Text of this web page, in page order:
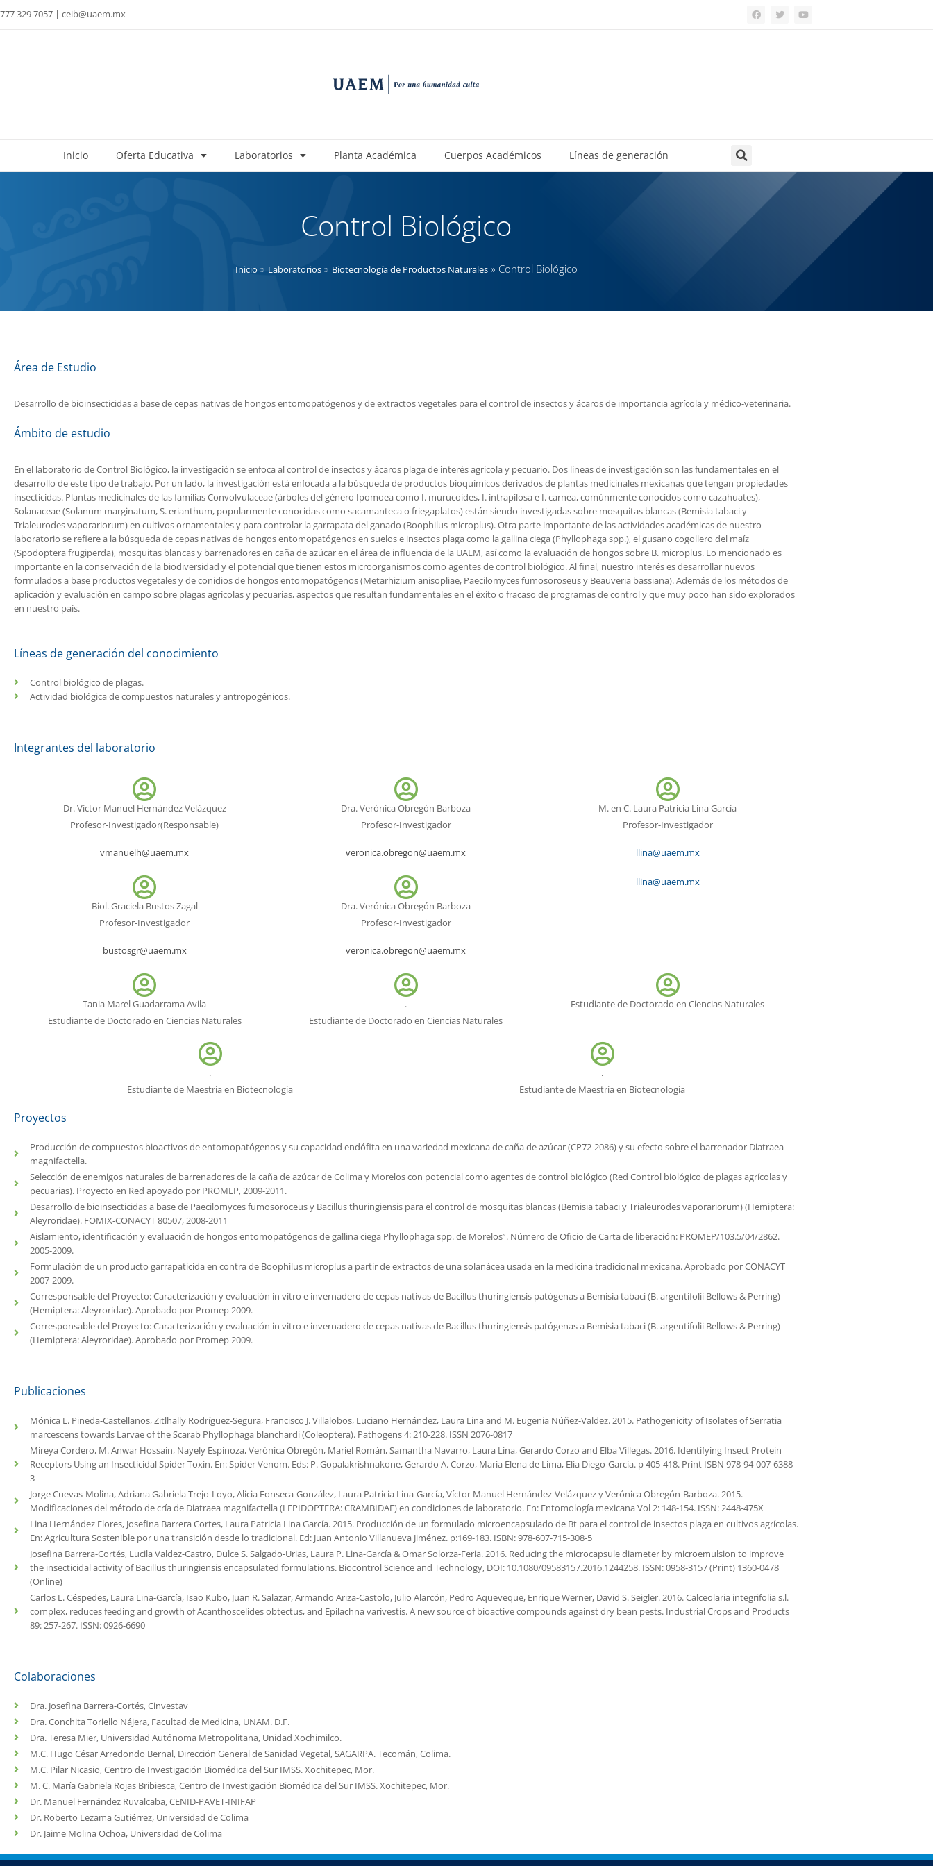
777 329 7057 | ceib@uaem.mx
Inicio Oferta Educativa Laboratorios Planta Académica Cuerpos Académicos Líneas de generación
Control Biológico
Inicio » Laboratorios» Biotecnología de Productos Naturales» Control Biológico
Área de Estudio
Desarrollo de bioinsecticidas a base de cepas nativas de hongos entomopatógenos y de extractos vegetales para el control de insectos y ácaros de importancia agrícola y médico-veterinaria.
Ámbito de estudio
En el laboratorio de Control Biológico, la investigación se enfoca al control de insectos y ácaros plaga de interés agrícola y pecuario. Dos líneas de investigación son las fundamentales en el
desarrollo de este tipo de trabajo. Por un lado, la investigación está enfocada a la búsqueda de productos bioquímicos derivados de plantas medicinales mexicanas que tengan propiedades
insecticidas. Plantas medicinales de las familias Convolvulaceae (árboles del género Ipomoea como I. murucoides, I. intrapilosa e I. carnea, comúnmente conocidos como cazahuates),
Solanaceae (Solanum marginatum, S. erianthum, popularmente conocidas como sacamanteca o friegaplatos) están siendo investigadas sobre mosquitas blancas (Bemisia tabaci y
Trialeurodes vaporariorum) en cultivos ornamentales y para controlar la garrapata del ganado (Boophilus microplus). Otra parte importante de las actividades académicas de nuestro
laboratorio se refiere a la búsqueda de cepas nativas de hongos entomopatógenos en suelos e insectos plaga como la gallina ciega (Phyllophaga spp.), el gusano cogollero del maíz
(Spodoptera frugiperda), mosquitas blancas y barrenadores en caña de azúcar en el área de influencia de la UAEM, así como la evaluación de hongos sobre B. microplus. Lo mencionado es
importante en la conservación de la biodiversidad y el potencial que tienen estos microorganismos como agentes de control biológico. Al final, nuestro interés es desarrollar nuevos
formulados a base productos vegetales y de conidios de hongos entomopatógenos (Metarhizium anisopliae, Paecilomyces fumosoroseus y Beauveria bassiana). Además de los métodos de
aplicación y evaluación en campo sobre plagas agrícolas y pecuarias, aspectos que resultan fundamentales en el éxito o fracaso de programas de control y que muy poco han sido explorados
en nuestro país.
Líneas de generación del conocimiento
Control biológico de plagas.
Actividad biológica de compuestos naturales y antropogénicos.
Integrantes del laboratorio
Dr. Víctor Manuel Hernández Velázquez
Profesor-Investigador(Responsable)
vmanuelh@uaem.mx
Dra. Verónica Obregón Barboza
Profesor-Investigador
veronica.obregon@uaem.mx
M. en C. Laura Patricia Lina García
Profesor-Investigador
llina@uaem.mx
Biol. Graciela Bustos Zagal
Profesor-Investigador
bustosgr@uaem.mx
Dra. Verónica Obregón Barboza
Profesor-Investigador
veronica.obregon@uaem.mx
llina@uaem.mx
Tania Marel Guadarrama Avila
Estudiante de Doctorado en Ciencias Naturales
.
Estudiante de Doctorado en Ciencias Naturales
Estudiante de Doctorado en Ciencias Naturales
.
Estudiante de Maestría en Biotecnología
.
Estudiante de Maestría en Biotecnología
Proyectos
Producción de compuestos bioactivos de entomopatógenos y su capacidad endófita en una variedad mexicana de caña de azúcar (CP72-2086) y su efecto sobre el barrenador Diatraea
magnifactella.
Selección de enemigos naturales de barrenadores de la caña de azúcar de Colima y Morelos con potencial como agentes de control biológico (Red Control biológico de plagas agrícolas y
pecuarias). Proyecto en Red apoyado por PROMEP, 2009-2011.
Desarrollo de bioinsecticidas a base de Paecilomyces fumosoroceus y Bacillus thuringiensis para el control de mosquitas blancas (Bemisia tabaci y Trialeurodes vaporariorum) (Hemiptera:
Aleyroridae). FOMIX-CONACYT 80507, 2008-2011
Aislamiento, identificación y evaluación de hongos entomopatógenos de gallina ciega Phyllophaga spp. de Morelos”. Número de Oficio de Carta de liberación: PROMEP/103.5/04/2862.
2005-2009.
Formulación de un producto garrapaticida en contra de Boophilus microplus a partir de extractos de una solanácea usada en la medicina tradicional mexicana. Aprobado por CONACYT
2007-2009.
Corresponsable del Proyecto: Caracterización y evaluación in vitro e invernadero de cepas nativas de Bacillus thuringiensis patógenas a Bemisia tabaci (B. argentifolii Bellows & Perring)
(Hemiptera: Aleyroridae). Aprobado por Promep 2009.
Corresponsable del Proyecto: Caracterización y evaluación in vitro e invernadero de cepas nativas de Bacillus thuringiensis patógenas a Bemisia tabaci (B. argentifolii Bellows & Perring)
(Hemiptera: Aleyroridae). Aprobado por Promep 2009.
Publicaciones
Mónica L. Pineda-Castellanos, Zitlhally Rodríguez-Segura, Francisco J. Villalobos, Luciano Hernández, Laura Lina and M. Eugenia Núñez-Valdez. 2015. Pathogenicity of Isolates of Serratia
marcescens towards Larvae of the Scarab Phyllophaga blanchardi (Coleoptera). Pathogens 4: 210-228. ISSN 2076-0817
Mireya Cordero, M. Anwar Hossain, Nayely Espinoza, Verónica Obregón, Mariel Román, Samantha Navarro, Laura Lina, Gerardo Corzo and Elba Villegas. 2016. Identifying Insect Protein
Receptors Using an Insecticidal Spider Toxin. En: Spider Venom. Eds: P. Gopalakrishnakone, Gerardo A. Corzo, Maria Elena de Lima, Elia Diego-García. p 405-418. Print ISBN 978-94-007-6388-
3
Jorge Cuevas-Molina, Adriana Gabriela Trejo-Loyo, Alicia Fonseca-González, Laura Patricia Lina-García, Víctor Manuel Hernández-Velázquez y Verónica Obregón-Barboza. 2015.
Modificaciones del método de cría de Diatraea magnifactella (LEPIDOPTERA: CRAMBIDAE) en condiciones de laboratorio. En: Entomología mexicana Vol 2: 148-154. ISSN: 2448-475X
Lina Hernández Flores, Josefina Barrera Cortes, Laura Patricia Lina García. 2015. Producción de un formulado microencapsulado de Bt para el control de insectos plaga en cultivos agrícolas.
En: Agricultura Sostenible por una transición desde lo tradicional. Ed: Juan Antonio Villanueva Jiménez. p:169-183. ISBN: 978-607-715-308-5
Josefina Barrera-Cortés, Lucila Valdez-Castro, Dulce S. Salgado-Urias, Laura P. Lina-García & Omar Solorza-Feria. 2016. Reducing the microcapsule diameter by microemulsion to improve
the insecticidal activity of Bacillus thuringiensis encapsulated formulations. Biocontrol Science and Technology, DOI: 10.1080/09583157.2016.1244258. ISSN: 0958-3157 (Print) 1360-0478
(Online)
Carlos L. Céspedes, Laura Lina-García, Isao Kubo, Juan R. Salazar, Armando Ariza-Castolo, Julio Alarcón, Pedro Aqueveque, Enrique Werner, David S. Seigler. 2016. Calceolaria integrifolia s.l.
complex, reduces feeding and growth of Acanthoscelides obtectus, and Epilachna varivestis. A new source of bioactive compounds against dry bean pests. Industrial Crops and Products
89: 257-267. ISSN: 0926-6690
Colaboraciones
Dra. Josefina Barrera-Cortés, Cinvestav
Dra. Conchita Toriello Nájera, Facultad de Medicina, UNAM. D.F.
Dra. Teresa Mier, Universidad Autónoma Metropolitana, Unidad Xochimilco.
M.C. Hugo César Arredondo Bernal, Dirección General de Sanidad Vegetal, SAGARPA. Tecomán, Colima.
M.C. Pilar Nicasio, Centro de Investigación Biomédica del Sur IMSS. Xochitepec, Mor.
M. C. María Gabriela Rojas Bribiesca, Centro de Investigación Biomédica del Sur IMSS. Xochitepec, Mor.
Dr. Manuel Fernández Ruvalcaba, CENID-PAVET-INIFAP
Dr. Roberto Lezama Gutiérrez, Universidad de Colima
Dr. Jaime Molina Ochoa, Universidad de Colima